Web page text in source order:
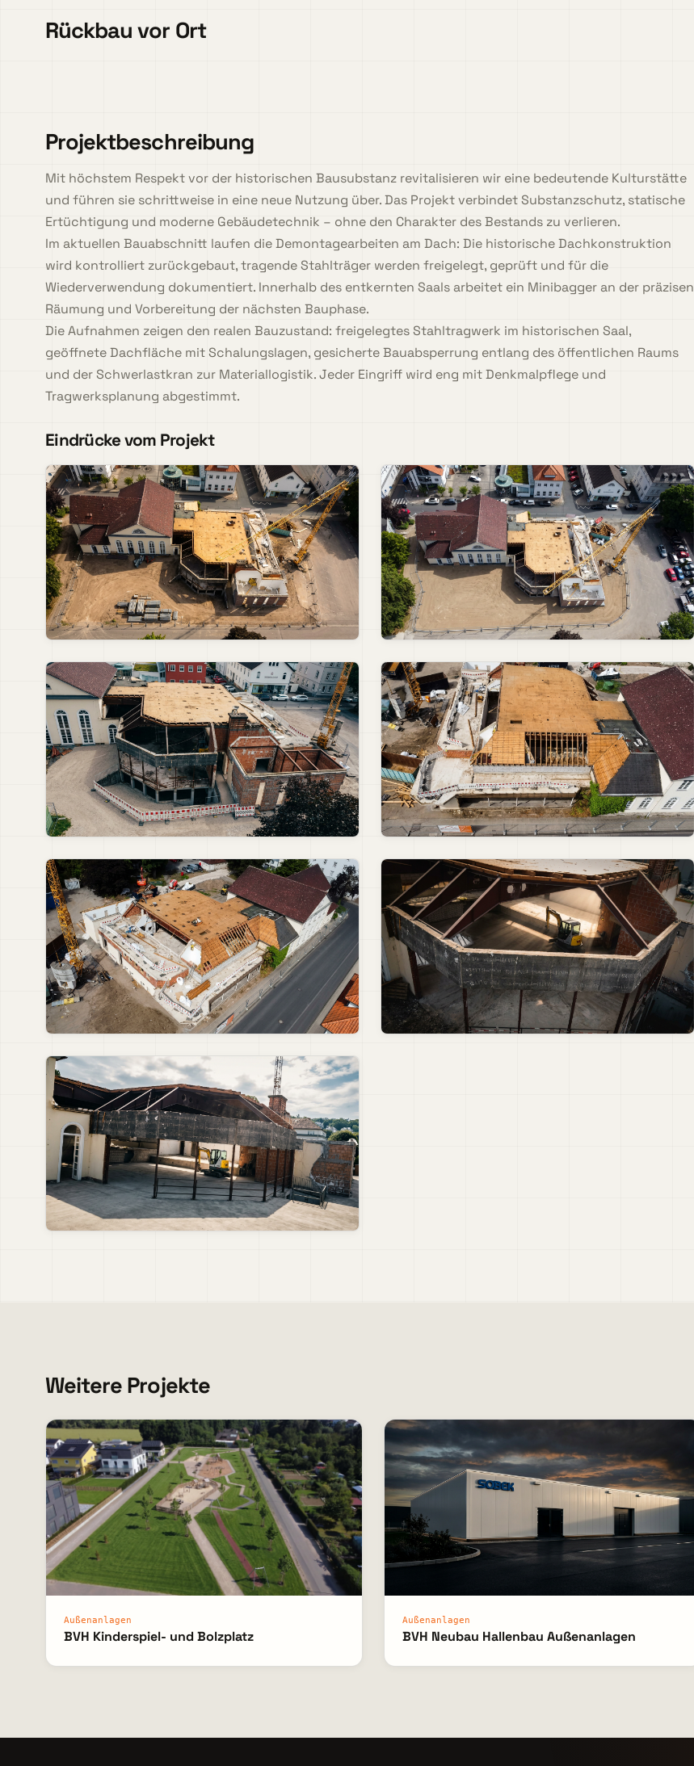
Rückbau vor Ort
Projektbeschreibung
Mit höchstem Respekt vor der historischen Bausubstanz revitalisieren wir eine bedeutende Kulturstätte
und führen sie schrittweise in eine neue Nutzung über. Das Projekt verbindet Substanzschutz, statische
Ertüchtigung und moderne Gebäudetechnik – ohne den Charakter des Bestands zu verlieren.
Im aktuellen Bauabschnitt laufen die Demontagearbeiten am Dach: Die historische Dachkonstruktion
wird kontrolliert zurückgebaut, tragende Stahlträger werden freigelegt, geprüft und für die
Wiederverwendung dokumentiert. Innerhalb des entkernten Saals arbeitet ein Minibagger an der präzisen
Räumung und Vorbereitung der nächsten Bauphase.
Die Aufnahmen zeigen den realen Bauzustand: freigelegtes Stahltragwerk im historischen Saal,
geöffnete Dachfläche mit Schalungslagen, gesicherte Bauabsperrung entlang des öffentlichen Raums
und der Schwerlastkran zur Materiallogistik. Jeder Eingriff wird eng mit Denkmalpflege und
Tragwerksplanung abgestimmt.
Eindrücke vom Projekt
Weitere Projekte
Außenanlagen
BVH Kinderspiel- und Bolzplatz
Außenanlagen
BVH Neubau Hallenbau Außenanlagen